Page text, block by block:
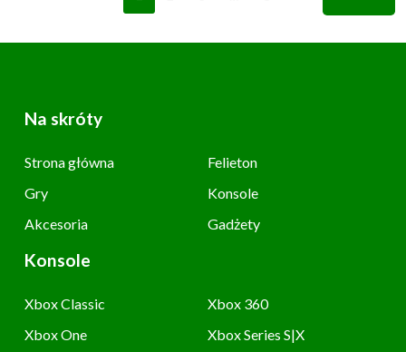
Na skróty
Strona główna
Felieton
Gry
Konsole
Akcesoria
Gadżety
Konsole
Xbox Classic
Xbox 360
Xbox One
Xbox Series S|X